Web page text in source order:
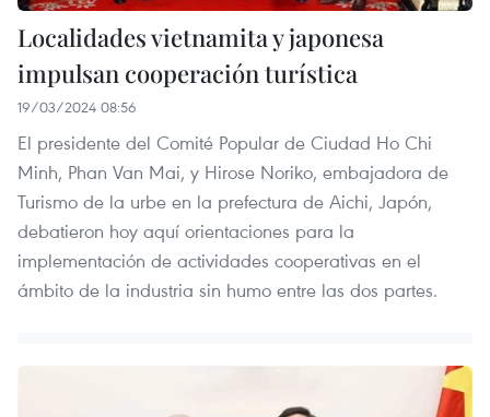
Localidades vietnamita y japonesa
impulsan cooperación turística
19/03/2024 08:56
El presidente del Comité Popular de Ciudad Ho Chi
Minh, Phan Van Mai, y Hirose Noriko, embajadora de
Turismo de la urbe en la prefectura de Aichi, Japón,
debatieron hoy aquí orientaciones para la
implementación de actividades cooperativas en el
ámbito de la industria sin humo entre las dos partes.